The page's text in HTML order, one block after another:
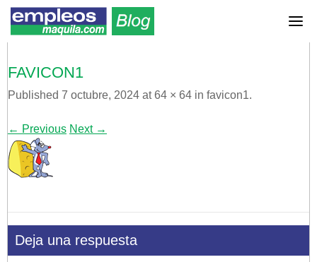
FAVICON1
Published 7 octubre, 2024 at64 × 64 in favicon1.
← Previous Next →
Deja una respuesta